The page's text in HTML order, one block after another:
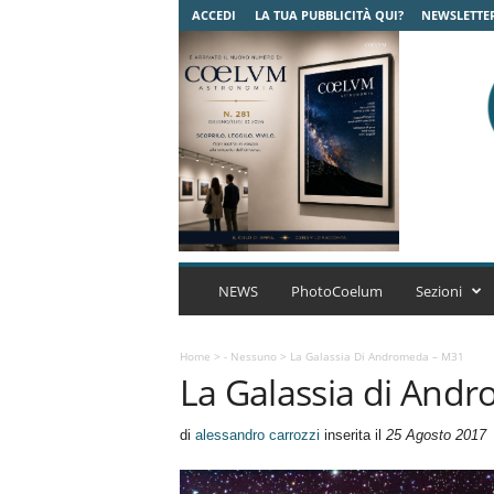
ACCEDI LA TUA PUBBLICITÀ QUI?
C
u
m
A
r
NEWS PhotoCoelum Sezioni
Home > - Nessuno> La Galassia Di Andromeda – M31
La Galassia di
di alessandro carrozzi inserita il 25 Agosto 2017